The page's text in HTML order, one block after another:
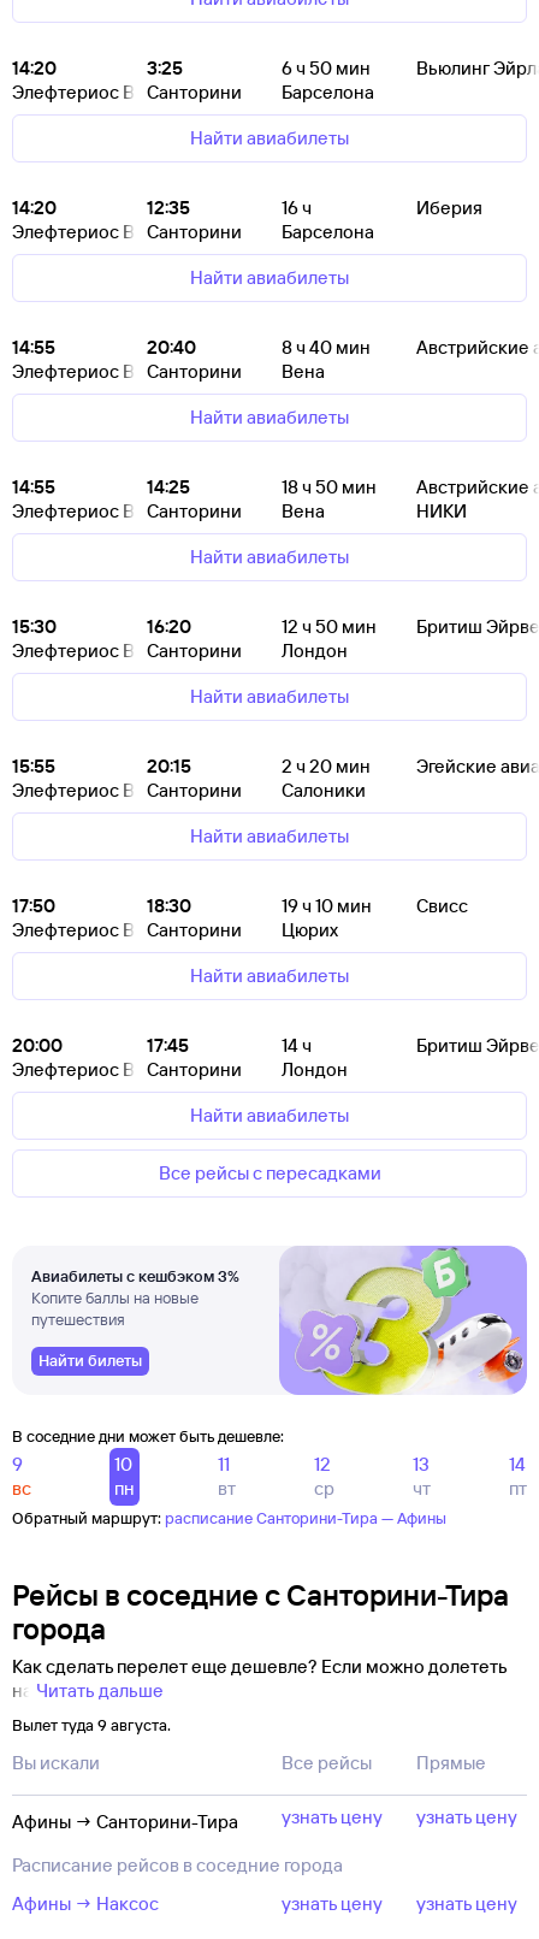
14:20
Элефтериос Венизелос
3:25
Санторини
6ч 50 мин
Барселона
Вьюлинг
Найти авиабилеты
14:20
Элефтериос Венизелос
12:35
Санторини
16ч
Барселона
Иберия
Найти авиабилеты
14:55
Элефтериос Венизелос
20:40
Санторини
8ч 40 мин
Вена
Австрийские
Найти авиабилеты
14:55
Элефтериос Венизелос
14:25
Санторини
18ч 50 мин
Вена
Австрийские
НИКИ
Найти авиабилеты
15:30
Элефтериос Венизелос
16:20
Санторини
12 ч 50 мин
Лондон
Бритиш
Найти авиабилеты
15:55
Элефтериос Венизелос
20:15
Санторини
2 ч 20 мин
Салоники
Эгейские
Найти авиабилеты
17:50
Элефтериос Венизелос
18:30
Санторини
19ч 10 мин
Цюрих
Свисс
Найти авиабилеты
20:00
Элефтериос Венизелос
17:45
Санторини
14ч
Лондон
Бритиш
Найти авиабилеты
Все рейсы с пересадками
Авиабилеты с кешбэком 3%
Копите баллы на новые
путешествия
Найти билеты
В соседние дни может быть дешевле:
9
вс
10
пн
11
вт
12
ср
13
чт
14
пт
Обратный маршрут: расписание Санторини-Тира — Афины
Рейсы в соседние с Санторини-Тира
города
Как сделать перелет еще дешевле? Если можно долететь
на Читать дальше
Вылет туда 9 августа.
Вы искали Все рейсы Прямые
Афины → Санторини-Тира узнать цену узнать цену
Расписание рейсов в соседние города
Афины → Наксос
узнать цену узнать цену